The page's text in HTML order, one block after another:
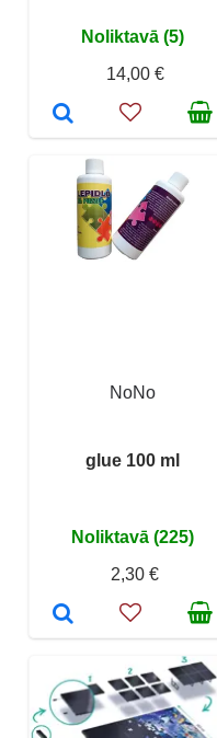
Noliktavā (5)
14,00 €
NoNo
glue 100 ml
Noliktavā (225)
2,30 €